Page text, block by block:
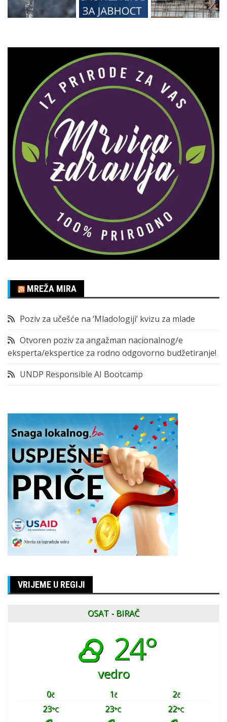
MREŽA MIRA
Poziv za učešće na ‘Mladologiji’ kvizu za mlade
Otvoren poziv za angažman nacionalnog/e
eksperta/ekspertice za rodno odgovorno budžetiranje!
UNDP Responsible AI Bootcamp
VRIJEME U REGIJI
OSAT - BIRAČ
24°
vedro
0č 1č 2č
23°C 23°C 22°C